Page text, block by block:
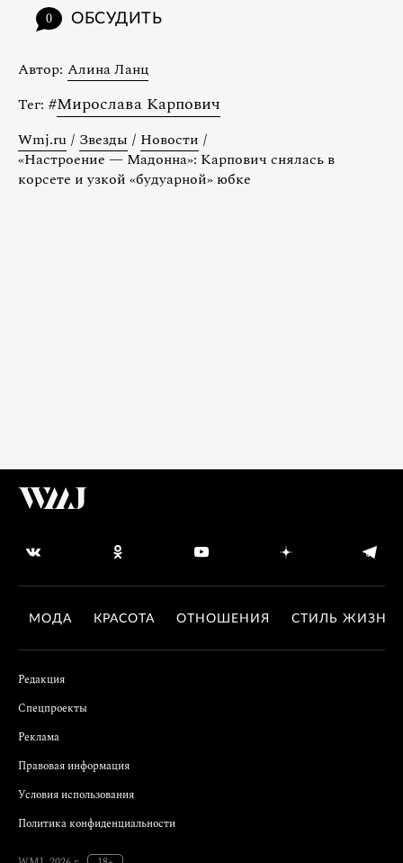
0 ОБСУДИТЬ
Автор: Алина Ланц
Тег: #Мирослава Карпович
Wmj.ru / Звезды / Новости /
«Настроение — Мадонна»: Карпович снялась в
корсете и узкой «будуарной» юбке
МОДА КРАСОТА ОТНОШЕНИЯ СТИЛЬ ЖИЗНИ
Редакция
Спецпроекты
Реклама
Правовая информация
Условия использования
Политика конфиденциальности